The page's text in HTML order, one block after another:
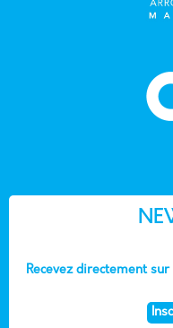
Recevez directement